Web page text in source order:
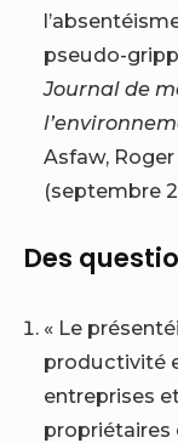
pseudo-
Journal de
Asfaw,
(septembre
Des
« Le
productivité
entreprises
propriétaires